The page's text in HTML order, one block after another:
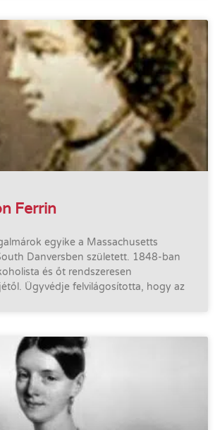
Ferrin
egyike a Massachusetts
Danversben született. 1848-ban
és őt rendszeresen
Ügyvédje felvilágosította, hogy az